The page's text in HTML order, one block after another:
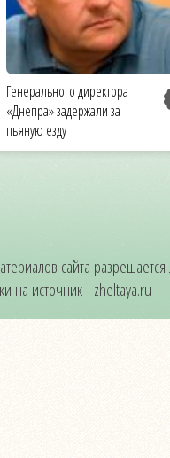
Генерального директора
«Днепра» задержали за
пьяную езду
сайта
на источник - zheltaya.ru